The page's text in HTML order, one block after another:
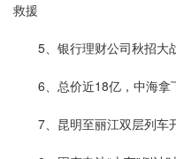
救援
5、银行理财公司秋招大
6、总价近18亿，中海拿
7、昆明至丽江双层列车